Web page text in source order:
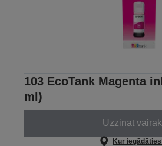
103 EcoTank Magenta
ml)
Uzzināt vairāk
Kur